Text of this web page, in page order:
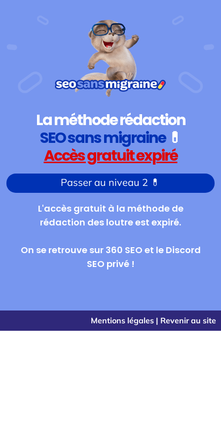
La méthode rédaction
SEOsans migraine💊
Accès gratuit expiré
Passer au niveau 2 💊
L'accès gratuit à la méthode de
rédaction des loutre est expiré.
On se retrouve sur 360 SEO et le Discord
SEO privé !
Mentions légales | Revenir au site